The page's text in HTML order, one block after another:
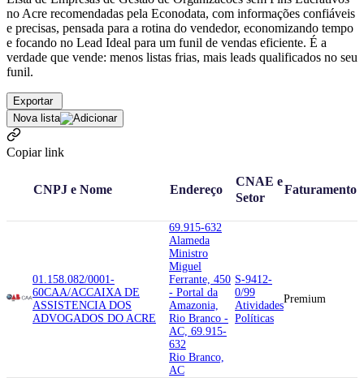
no Acre recomendadas pela Econodata, com informações confiáveis
e precisas, pensada para a rotina do vendedor, economizando tempo
e focando no Lead Ideal para um funil de vendas eficiente. É a
verdade que vende: menos listas frias, mais leads qualificados no seu
funil.
Exportar
Nova lista
Copiar link
CNPJ e Nome Endereço
CNAE e
Setor
Faturamento
01.158.082/0001-
60CAA/ACCAIXA DE
ASSISTENCIA DOS
ADVOGADOS DO ACRE
69.915-632
Alameda
Ministro
Miguel
Ferrante, 450
- Portal da
Amazonia,
Rio Branco -
AC, 69.915-
632
Rio Branco,
AC
S-9412-
0/99
Atividades
Políticas
Premium